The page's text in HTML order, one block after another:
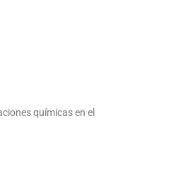
químicas en el